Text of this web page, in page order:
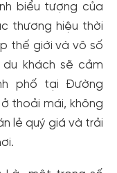
biểu tượng của
thương hiệu thời
thế giới và vô số
khách sẽ cảm
phố tại Đường
thoải mái, không
lẻ quý giá và trải